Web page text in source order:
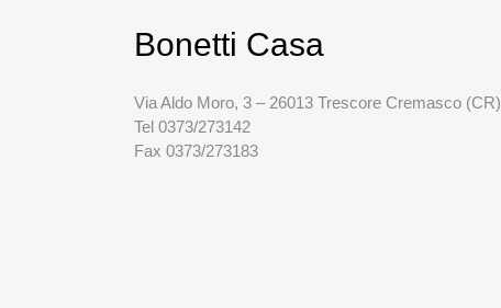
Bonetti Casa
Via Aldo Moro, 3 – 26013 Trescore Cremasco (CR)
Tel 0373/273142
Fax 0373/273183